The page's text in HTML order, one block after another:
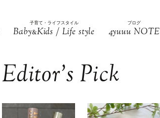
子育て・ライフスタイル
Baby&Kids / Life style
ブログ
4yuuu NOTE
Editor’s Pick